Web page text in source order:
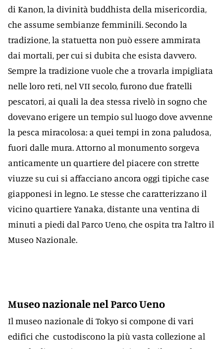
di Kanon, la divinità buddhista della misericordia,
che assume sembianze femminili. Secondo la
tradizione, la statuetta non può essere ammirata
dai mortali, per cui si dubita che esista davvero.
Sempre la tradizione vuole che a trovarla impigliata
nelle loro reti, nel VII secolo, furono due fratelli
pescatori, ai quali la dea stessa rivelò in sogno che
dovevano erigere un tempio sul luogo dove avvenne
la pesca miracolosa: a quei tempi in zona paludosa,
fuori dalle mura. Attorno al monumento sorgeva
anticamente un quartiere del piacere con strette
viuzze su cui si affacciano ancora oggi tipiche case
giapponesi in legno. Le stesse che caratterizzano il
vicino quartiere Yanaka, distante una ventina di
minuti a piedi dal Parco Ueno, che ospita tra l’altro il
Museo Nazionale.
Museo nazionale nel Parco Ueno
Il museo nazionale di Tokyo si compone di vari
edifici che custodiscono la più vasta collezione al